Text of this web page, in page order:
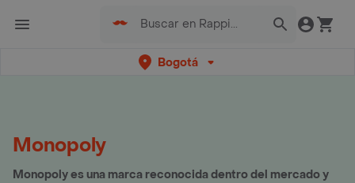
Bogotá
Monopoly
Monopoly es una marca reconocida dentro del mercado y